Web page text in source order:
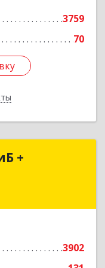
3759
70
+
3902
"АиБ +
Подробнее